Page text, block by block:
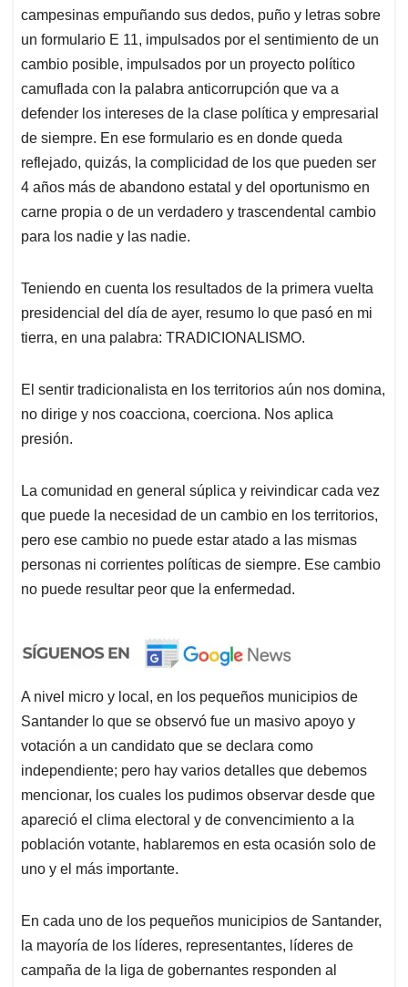
campesinas empuñando sus dedos, puño y letras sobre
un formulario E 11, impulsados por el sentimiento de un
cambio posible, impulsados por un proyecto político
camuflada con la palabra anticorrupción que va a
defender los intereses de la clase política y empresarial
de siempre. En ese formulario es en donde queda
reflejado, quizás, la complicidad de los que pueden ser
4 años más de abandono estatal y del oportunismo en
carne propia o de un verdadero y trascendental cambio
para los nadie y las nadie.
Teniendo en cuenta los resultados de la primera vuelta
presidencial del día de ayer, resumo lo que pasó en mi
tierra, en una palabra: TRADICIONALISMO.
El sentir tradicionalista en los territorios aún nos domina,
no dirige y nos coacciona, coerciona. Nos aplica
presión.
La comunidad en general súplica y reivindicar cada vez
que puede la necesidad de un cambio en los territorios,
pero ese cambio no puede estar atado a las mismas
personas ni corrientes políticas de siempre. Ese cambio
no puede resultar peor que la enfermedad.
A nivel micro y local, en los pequeños municipios de
Santander lo que se observó fue un masivo apoyo y
votación a un candidato que se declara como
independiente; pero hay varios detalles que debemos
mencionar, los cuales los pudimos observar desde que
apareció el clima electoral y de convencimiento a la
población votante, hablaremos en esta ocasión solo de
uno y el más importante.
En cada uno de los pequeños municipios de Santander,
la mayoría de los líderes, representantes, líderes de
campaña de la liga de gobernantes responden al